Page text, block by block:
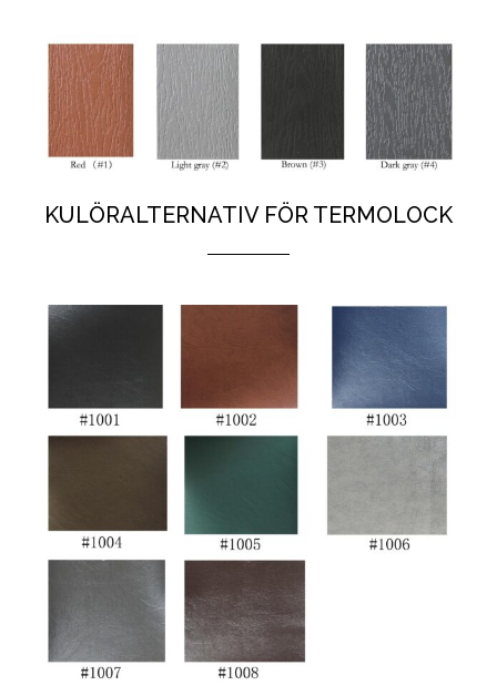
KULÖRALTERNATIV FÖR TERMOLOCK